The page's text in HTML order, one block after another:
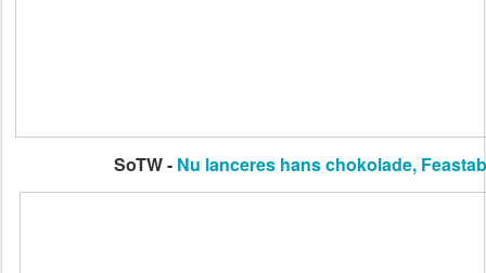
SoTW - Nu lanceres hans chokolade,